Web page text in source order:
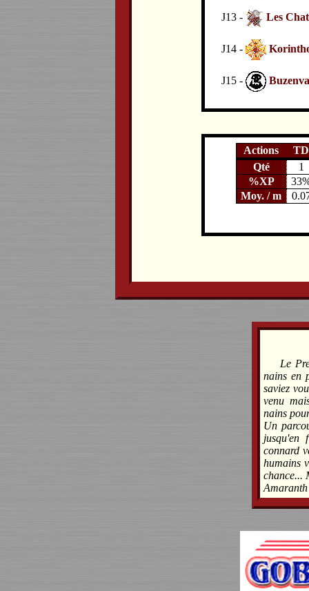
J13 - Les
J14 -
J15 -
Actions
TD
Qté
1
%XP
Moy. / m
Le
nains en
saviez
venu
nains
Un
jusqu'en
connard
humains
chance...